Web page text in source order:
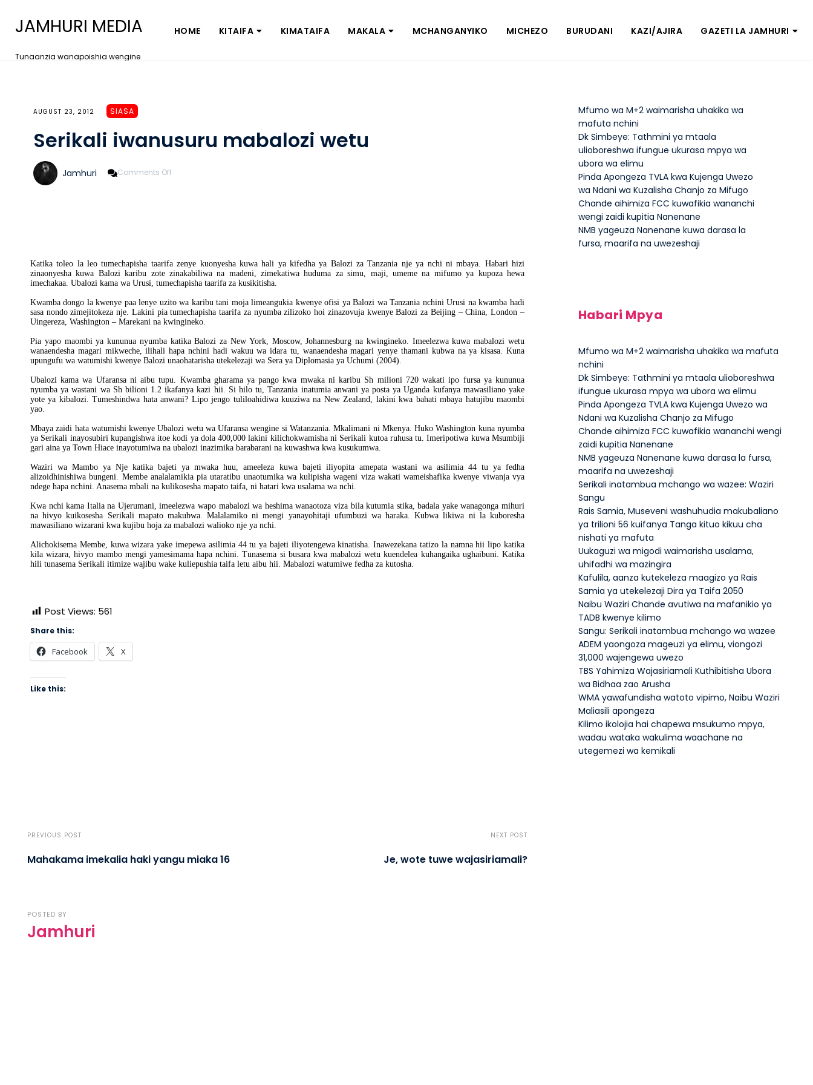
JAMHURI MEDIA
Tunaanzia wanapoishia wengine
HOME KITAIFA KIMATAIFA MAKALA MCHANGANYIKO MICHEZO BURUDANI KAZI/AJIRA GAZETI LA JAMHURI
AUGUST 23, 2012 SIASA
Serikali iwanusuru mabalozi wetu
Jamhuri Comments Off
Katika toleo la leo tumechapisha taarifa zenye kuonyesha kuwa hali ya kifedha ya Balozi za Tanzania nje ya nchi ni mbaya. Habari hizi
zinaonyesha kuwa Balozi karibu zote zinakabiliwa na madeni, zimekatiwa huduma za simu, maji, umeme na mifumo ya kupoza hewa
imechakaa. Ubalozi kama wa Urusi, tumechapisha taarifa za kusikitisha.
Kwamba dongo la kwenye paa lenye uzito wa karibu tani moja limeangukia kwenye ofisi ya Balozi wa Tanzania nchini Urusi na kwamba hadi
sasa nondo zimejitokeza nje. Lakini pia tumechapisha taarifa za nyumba zilizoko hoi zinazovuja kwenye Balozi za Beijing – China, London –
Uingereza, Washington – Marekani na kwingineko.
Pia yapo maombi ya kununua nyumba katika Balozi za New York, Moscow, Johannesburg na kwingineko. Imeelezwa kuwa mabalozi wetu
wanaendesha magari mikweche, ilihali hapa nchini hadi wakuu wa idara tu, wanaendesha magari yenye thamani kubwa na ya kisasa. Kuna
upungufu wa watumishi kwenye Balozi unaohatarisha utekelezaji wa Sera ya Diplomasia ya Uchumi (2004).
Ubalozi kama wa Ufaransa ni aibu tupu. Kwamba gharama ya pango kwa mwaka ni karibu Sh milioni 720 wakati ipo fursa ya kununua
nyumba ya wastani wa Sh bilioni 1.2 ikafanya kazi hii. Si hilo tu, Tanzania inatumia anwani ya posta ya Uganda kufanya mawasiliano yake
yote ya kibalozi. Tumeshindwa hata anwani? Lipo jengo tuliloahidiwa kuuziwa na New Zealand, lakini kwa bahati mbaya hatujibu maombi
yao.
Mbaya zaidi hata watumishi kwenye Ubalozi wetu wa Ufaransa wengine si Watanzania. Mkalimani ni Mkenya. Huko Washington kuna nyumba
ya Serikali inayosubiri kupangishwa itoe kodi ya dola 400,000 lakini kilichokwamisha ni Serikali kutoa ruhusa tu. Imeripotiwa kuwa Msumbiji
gari aina ya Town Hiace inayotumiwa na ubalozi inazimika barabarani na kuwashwa kwa kusukumwa.
Waziri wa Mambo ya Nje katika bajeti ya mwaka huu, ameeleza kuwa bajeti iliyopita amepata wastani wa asilimia 44 tu ya fedha
alizoidhinishiwa bungeni. Membe analalamikia pia utaratibu unaotumika wa kulipisha wageni viza wakati wameishafika kwenye viwanja vya
ndege hapa nchini. Anasema mbali na kulikosesha mapato taifa, ni hatari kwa usalama wa nchi.
Kwa nchi kama Italia na Ujerumani, imeelezwa wapo mabalozi wa heshima wanaotoza viza bila kutumia stika, badala yake wanagonga mihuri
na hivyo kuikosesha Serikali mapato makubwa. Malalamiko ni mengi yanayohitaji ufumbuzi wa haraka. Kubwa likiwa ni la kuboresha
mawasiliano wizarani kwa kujibu hoja za mabalozi walioko nje ya nchi.
Alichokisema Membe, kuwa wizara yake imepewa asilimia 44 tu ya bajeti iliyotengewa kinatisha. Inawezekana tatizo la namna hii lipo katika
kila wizara, hivyo mambo mengi yamesimama hapa nchini. Tunasema si busara kwa mabalozi wetu kuendelea kuhangaika ughaibuni. Katika
hili tunasema Serikali itimize wajibu wake kuliepushia taifa letu aibu hii. Mabalozi watumiwe fedha za kutosha.
Post Views: 561
Share this:
Facebook X
Like this:
PREVIOUS POST
Mahakama imekalia haki yangu miaka 16
NEXT POST
Je, wote tuwe wajasiriamali?
POSTED BY
Jamhuri
Mfumo wa M+2 waimarisha uhakika wa
mafuta nchini
Dk Simbeye: Tathmini ya mtaala
ulioboreshwa ifungue ukurasa mpya wa
ubora wa elimu
Pinda Apongeza TVLA kwa Kujenga Uwezo
wa Ndani wa Kuzalisha Chanjo za Mifugo
Chande aihimiza FCC kuwafikia wananchi
wengi zaidi kupitia Nanenane
NMB yageuza Nanenane kuwa darasa la
fursa, maarifa na uwezeshaji
Habari Mpya
Mfumo wa M+2 waimarisha uhakika wa mafuta
nchini
Dk Simbeye: Tathmini ya mtaala ulioboreshwa
ifungue ukurasa mpya wa ubora wa elimu
Pinda Apongeza TVLA kwa Kujenga Uwezo wa
Ndani wa Kuzalisha Chanjo za Mifugo
Chande aihimiza FCC kuwafikia wananchi wengi
zaidi kupitia Nanenane
NMB yageuza Nanenane kuwa darasa la fursa,
maarifa na uwezeshaji
Serikali inatambua mchango wa wazee: Waziri
Sangu
Rais Samia, Museveni washuhudia makubaliano
ya trilioni 56 kuifanya Tanga kituo kikuu cha
nishati ya mafuta
Uukaguzi wa migodi waimarisha usalama,
uhifadhi wa mazingira
Kafulila, aanza kutekeleza maagizo ya Rais
Samia ya utekelezaji Dira ya Taifa 2050
Naibu Waziri Chande avutiwa na mafanikio ya
TADB kwenye kilimo
Sangu: Serikali inatambua mchango wa wazee
ADEM yaongoza mageuzi ya elimu, viongozi
31,000 wajengewa uwezo
TBS Yahimiza Wajasiriamali Kuthibitisha Ubora
wa Bidhaa zao Arusha
WMA yawafundisha watoto vipimo, Naibu Waziri
Maliasili apongeza
Kilimo ikolojia hai chapewa msukumo mpya,
wadau wataka wakulima waachane na
utegemezi wa kemikali